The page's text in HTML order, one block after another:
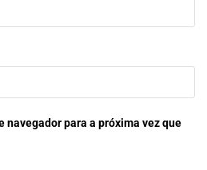
navegador para a próxima vez que